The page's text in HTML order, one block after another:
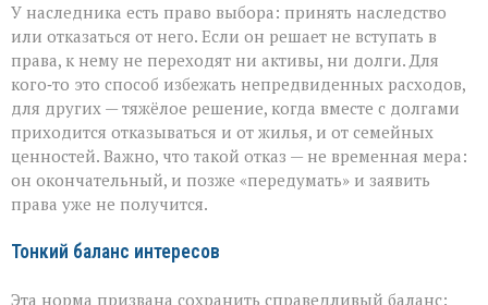
У наследника есть право выбора: принять наследство
или отказаться от него. Если он решает не вступать в
права, к нему не переходят ни активы, ни долги. Для
кого‑то это способ избежать непредвиденных расходов,
для других — тяжёлое решение, когда вместе с долгами
приходится отказываться и от жилья, и от семейных
ценностей. Важно, что такой отказ — не временная мера:
он окончательный, и позже «передумать» и заявить
права уже не получится.
Тонкий баланс интересов
Эта норма призвана сохранить справедливый баланс: